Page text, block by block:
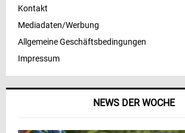
NEWS DER WOCHE
Kontakt
Mediadaten/Werbung
Allgemeine Geschäftsbedingungen
Impressum